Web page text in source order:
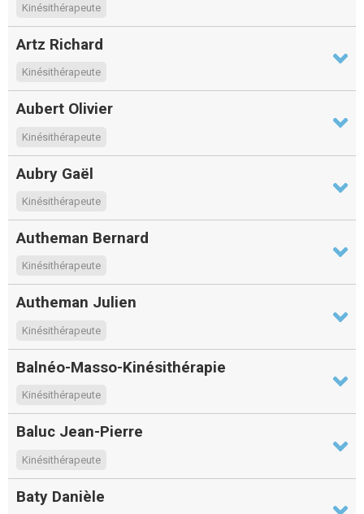
Kinésithérapeute
Artz Richard
Kinésithérapeute
Aubert Olivier
Kinésithérapeute
Aubry Gaël
Kinésithérapeute
Autheman Bernard
Kinésithérapeute
Autheman Julien
Kinésithérapeute
Balnéo-Masso-Kinésithérapie
Kinésithérapeute
Baluc Jean-Pierre
Kinésithérapeute
Baty Danièle